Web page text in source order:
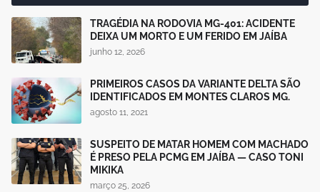
TRAGÉDIA NA RODOVIA MG-401: ACIDENTE
DEIXA UM MORTO E UM FERIDO EM JAÍBA
junho 12, 2026
PRIMEIROS CASOS DA VARIANTE DELTA SÃO
IDENTIFICADOS EM MONTES CLAROS MG.
agosto 11, 2021
SUSPEITO DE MATAR HOMEM COM MACHADO
É PRESO PELA PCMG EM JAÍBA — CASO TONI
MIKIKA
março 25, 2026